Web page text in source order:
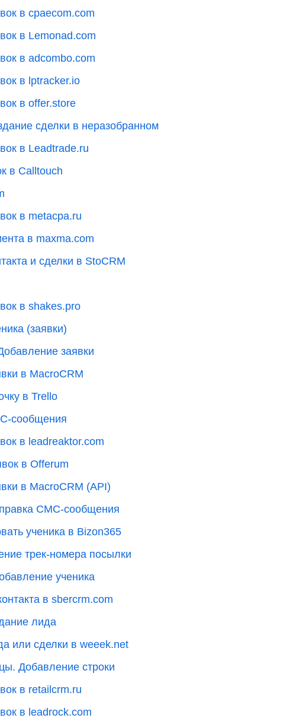
в cpaecom.com
в Lemonad.com
в adcombo.com
в lptracker.io
в offer.store
сделки в неразобранном
в Leadtrade.ru
в Calltouch
в metacpa.ru
в maxma.com
и сделки в StoCRM
в shakes.pro
(заявки)
заявки
в MacroCRM
в Trello
сообщения
в leadreaktor.com
в Offerum
в MacroCRM (API)
СМС-сообщения
ученика в Bizon365
трек-номера посылки
ученика
в sbercrm.com
лида
или сделки в weeek.net
Добавление строки
в retailcrm.ru
в leadrock.com